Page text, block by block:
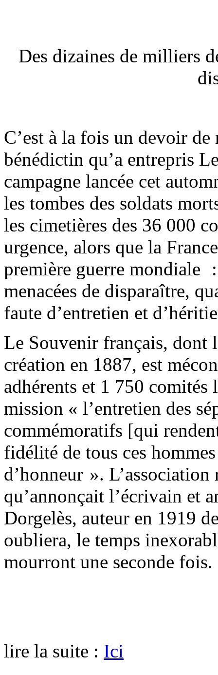
Des dizaines de milliers
C’est à la fois un devoir
bénédictin qu’a entrepris
campagne lancée cet
les tombes des soldats
les cimetières des 36 000
urgence, alors que la
première guerre mondiale
menacées de disparaître,
faute d’entretien et
Le Souvenir français, dont
création en 1887, est
adhérents et 1 750 comités
mission « l’entretien des
commémoratifs [qui
fidélité de tous ces
d’honneur ».
qu’annonçait l’écrivain et
Dorgelès, auteur en 1919
oubliera, le temps
mourront une seconde
lire la suite : Ici